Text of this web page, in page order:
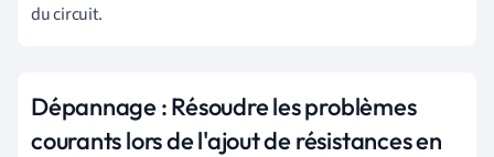
du circuit.
Dépannage : Résoudre les problèmes
courants lors de l'ajout de résistances en